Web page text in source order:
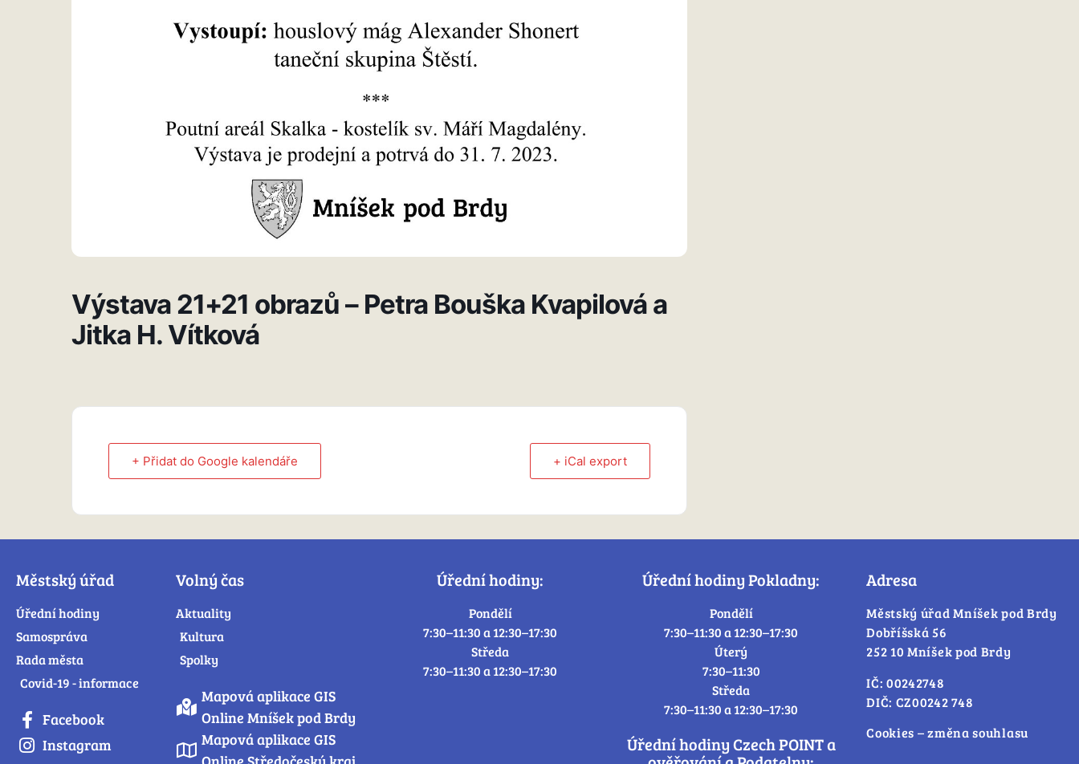
Výstava 21+21 obrazů – Petra Bouška Kvapilová a
Jitka H. Vítková
+ Přidat do Google kalendáře + iCal export
Městský úřad
Úřední hodiny
Samospráva
Rada města
Covid-19 - informace
Facebook
Instagram
Volný čas
Aktuality
Kultura
Spolky
Mapová aplikace GIS
Online Mníšek pod Brdy
Mapová aplikace GIS
Úřední hodiny:
Pondělí
7:30–11:30 a 12:30–17:30
Středa
7:30–11:30 a 12:30–17:30
Úřední hodiny Pokladny:
Pondělí
7:30–11:30 a 12:30–17:30
Úterý
7:30–11:30
Středa
7:30–11:30 a 12:30–17:30
Úřední hodiny Czech POINT a
Adresa
Městský úřad Mníšek pod Brdy
Dobříšská 56
252 10 Mníšek pod Brdy
IČ: 00242748
DIČ: CZ00242 748
Cookies – změna souhlasu